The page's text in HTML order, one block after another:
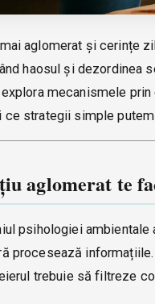
aglomerat și cerințe
haosul și dezordinea
mecanismele
strategii simple
aglomerat te
psihologiei
procesează
trebuie să filtreze